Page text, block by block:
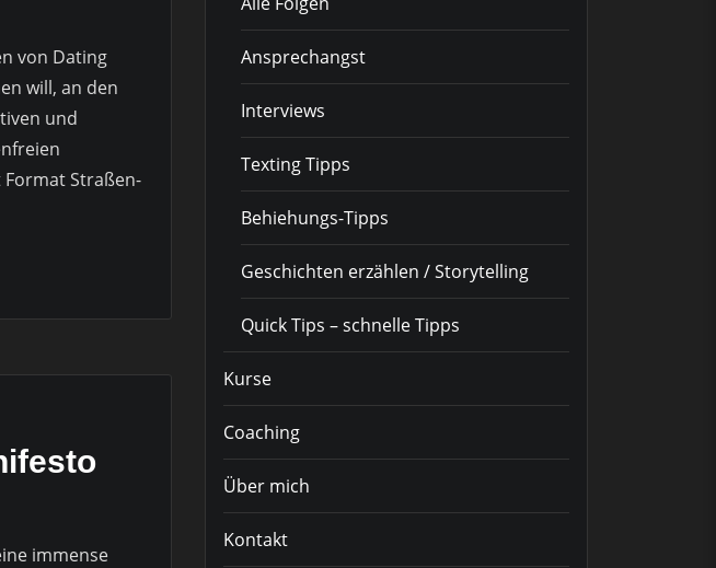
von Dating
will, an den
und
Straßen-
immense
Ansprechangst
Interviews
Texting Tipps
Behiehungs-Tipps
Geschichten erzählen / Storytelling
Quick Tips – schnelle Tipps
Kurse
Coaching
Über mich
Kontakt